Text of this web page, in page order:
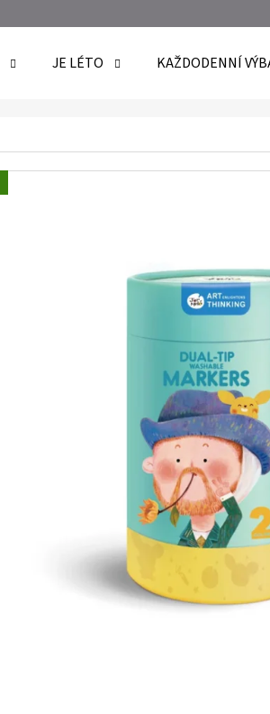
JE LÉTO KAŽDODENNÍ
NORDICS KIDS
PASTA 50 ML
99 Kč